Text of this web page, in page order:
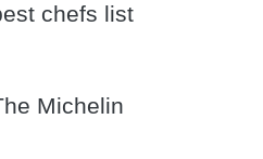
chefs list
Michelin